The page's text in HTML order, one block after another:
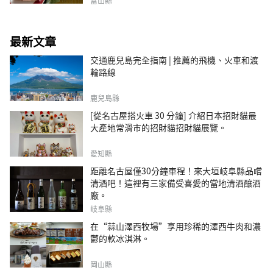
最新文章
交通鹿兒島完全指南 | 推薦的飛機、火車和渡
輪路線
鹿兒島縣
[從名古屋搭火車 30 分鐘] 介紹日本招財貓最
大產地常滑市的招財貓招財貓展覽。
愛知縣
距離名古屋僅30分鐘車程！來大垣岐阜縣品嚐
清酒吧！這裡有三家備受喜愛的當地清酒釀酒
廠。
岐阜縣
在“蒜山澤西牧場”享用珍稀的澤西牛肉和濃
鬱的軟冰淇淋。
岡山縣